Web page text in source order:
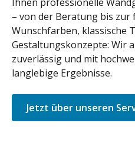
– von der Beratung bis zur
Wunschfarben, klassische
Gestaltungskonzepte: Wir
zuverlässig und mit
langlebige Ergebnisse.
Jetzt über unseren